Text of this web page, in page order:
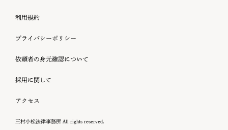
利用規約
プライバシーポリシー
依頼者の身元確認について
採用に関して
アクセス
三村小松法律事務所 All rights reserved.